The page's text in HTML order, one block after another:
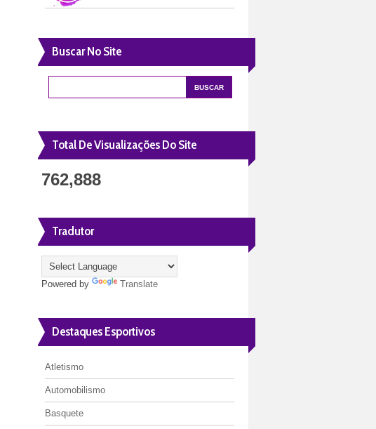
Buscar No Site
Total De Visualizações Do Site
762,888
Tradutor
Powered by Translate
Destaques Esportivos
Atletismo
Automobilismo
Basquete